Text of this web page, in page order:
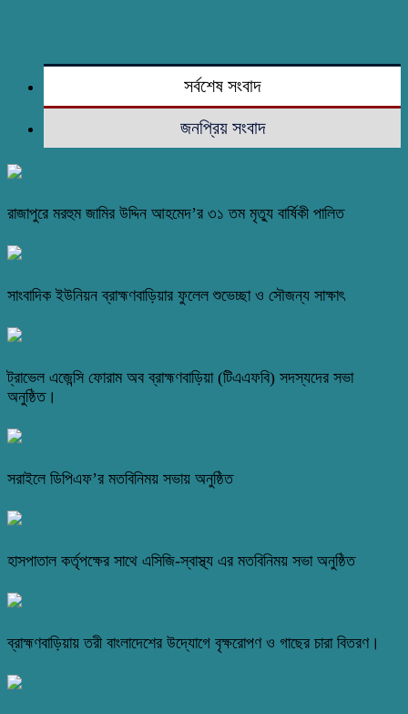
সর্বশেষ সংবাদ
জনপ্রিয় সংবাদ
রাজাপুরে মরহুম জামির উদ্দিন আহমেদ’র ৩১ তম মৃত্যু বার্ষিকী পালিত
সাংবাদিক ইউনিয়ন ব্রাহ্মণবাড়িয়ার ফুলেল শুভেচ্ছা ও সৌজন্য সাক্ষাৎ
ট্রাভেল এজেন্সি ফোরাম অব ব্রাহ্মণবাড়িয়া (টিএএফবি) সদস্যদের সভা
অনুষ্ঠিত।
সরাইলে ডিপিএফ’র মতবিনিময় সভায় অনুষ্ঠিত
হাসপাতাল কর্তৃপক্ষের সাথে এসিজি-স্বাস্থ্য এর মতবিনিময় সভা অনুষ্ঠিত
ব্রাহ্মণবাড়িয়ায় তরী বাংলাদেশের উদ্যোগে বৃক্ষরোপণ ও গাছের চারা বিতরণ।